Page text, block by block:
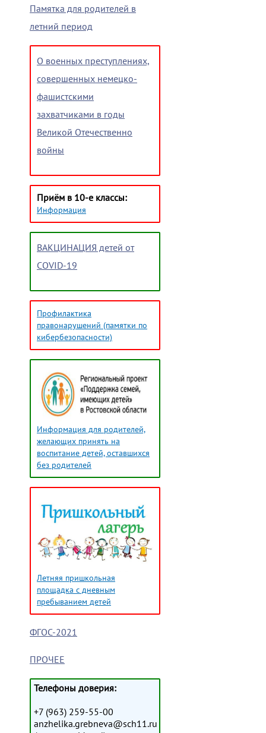
Памятка для родителей в
летний период
О военных преступлениях,
совершенных немецко-
фашистскими
захватчиками в годы
Великой Отечественно
войны
Приём в 10-е классы:
Информация
ВАКЦИНАЦИЯ детей от
COVID-19
Профилактика
правонарушений (памятки по
кибербезопасности)
Информация для родителей,
желающих принять на
воспитание детей, оставшихся
без родителей
Летняя пришкольная
площадка с дневным
пребыванием детей
ФГОС-2021
ПРОЧЕЕ
Телефоны доверия:
+7 (963) 259-55-00
anzhelika.grebneva@sch11.ru